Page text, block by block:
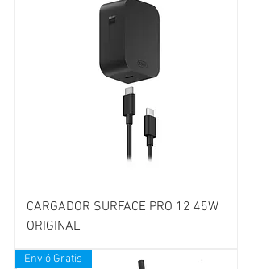
CARGADOR SURFACE PRO 12 45W
ORIGINAL
Envió Gratis